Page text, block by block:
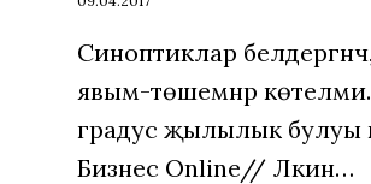
Синоптиклар
явым-төшемнәр
градус җылылык булуы
Бизнес Online// Ләкин…